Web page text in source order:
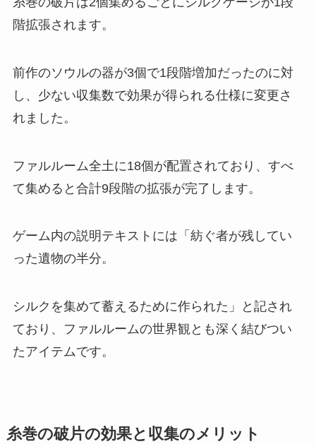
階拡張されます。
前作のソウルの器が3個で1段階増加だったのに対
し、少ない収集数で効果が得られる仕様に変更さ
れました。
ファルルーム全土に18個が配置されており、すべ
て集めると合計9段階の拡張が完了します。
ゲーム内の説明テキストには「紡ぐ者が残してい
った遺物の半分。
シルクを集めて蓄えるために作られた」と記され
ており、ファルルームの世界観とも深く結びつい
たアイテムです。
糸巻の破片の効果と収集のメリット